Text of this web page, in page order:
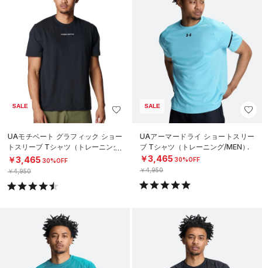
SALE
UAモチベート グラフィック ショー
トスリーブ Tシャツ（トレーニング/
MEN）
￥3,465 30%OFF
￥4,950
SALE
UAアーマードライ ショートスリー
ブ Tシャツ（トレーニング/MEN）
￥3,465 30%OFF
￥4,950